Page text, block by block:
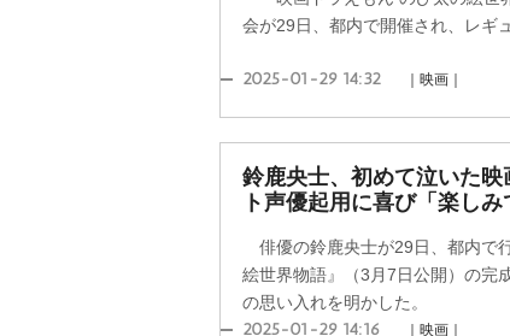
会が29日、都内で開催され、レギ
2025-01-29 14:32 ｜映画｜
鈴鹿央士、初めて泣いた
ト声優起用に喜び「楽しみ
俳優の鈴鹿央士が29日、都内で
絵世界物語』（3月7日公開）の完
の思い入れを明かした。
2025-01-29 14:16 ｜映画｜